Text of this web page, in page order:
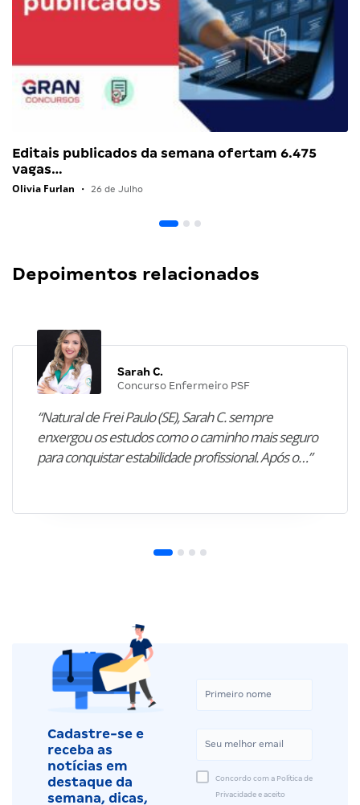
Editais publicados da semana ofertam 6.475
vagas…
Olivia Furlan • 26 de Julho
Depoimentos relacionados
Sarah C.
Concurso Enfermeiro PSF
“Natural de Frei Paulo (SE), Sarah C. sempre
enxergou os estudos como o caminho mais seguro
para conquistar estabilidade profissional. Após o…”
Cadastre-se e
receba as
notícias em
destaque da
semana, dicas,
Concordo com a Política de
Privacidade e aceito